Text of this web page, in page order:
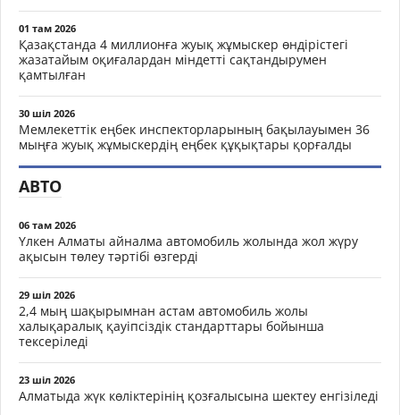
01 там 2026
Қазақстанда 4 миллионға жуық жұмыскер өндірістегі
жазатайым оқиғалардан міндетті сақтандырумен
қамтылған
30 шіл 2026
Мемлекеттік еңбек инспекторларының бақылауымен 36
мыңға жуық жұмыскердің еңбек құқықтары қорғалды
АВТО
06 там 2026
Үлкен Алматы айналма автомобиль жолында жол жүру
ақысын төлеу тәртібі өзгерді
29 шіл 2026
2,4 мың шақырымнан астам автомобиль жолы
халықаралық қауіпсіздік стандарттары бойынша
тексеріледі
23 шіл 2026
Алматыда жүк көліктерінің қозғалысына шектеу енгізіледі